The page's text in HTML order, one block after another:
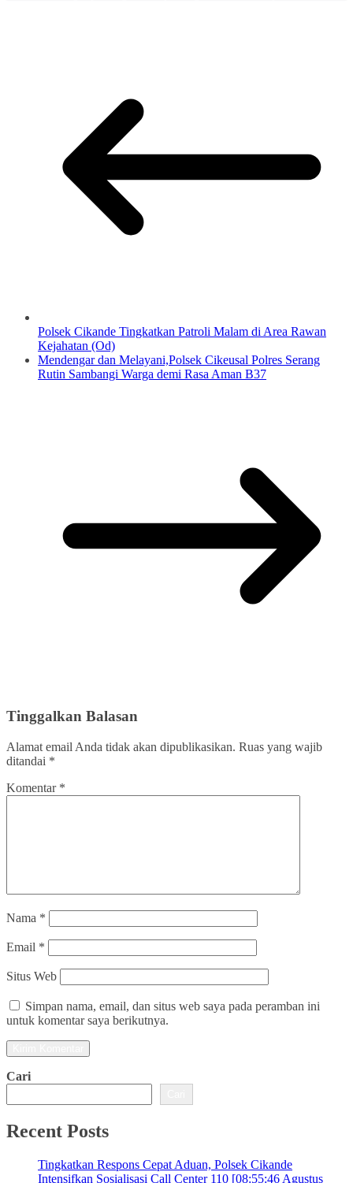
Polsek Cikande Tingkatkan Patroli Malam di Area Rawan
Kejahatan (Od)
Mendengar dan Melayani,Polsek Cikeusal Polres Serang
Rutin Sambangi Warga demi Rasa Aman B37
Tinggalkan Balasan
Alamat email Anda tidak akan dipublikasikan. Ruas yang wajib
ditandai *
Komentar *
Nama *
Email *
Situs Web
Simpan nama, email, dan situs web saya pada peramban ini
untuk komentar saya berikutnya.
Cari
Recent Posts
Tingkatkan Respons Cepat Aduan, Polsek Cikande
Intensifkan Sosialisasi Call Center 110 [08:55:46 Agustus